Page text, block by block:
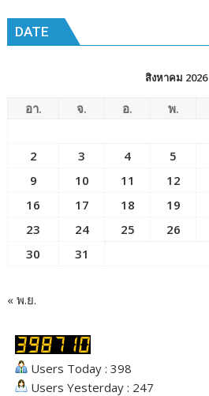
DATE
สิงหาคม 2026
อา. จ. อ. พ.
2
3 4 5
9
10 11 12
16
17 18 19
23
24 25 26
30
31
« พ.ย.
Users Today : 398
Users Yesterday : 247